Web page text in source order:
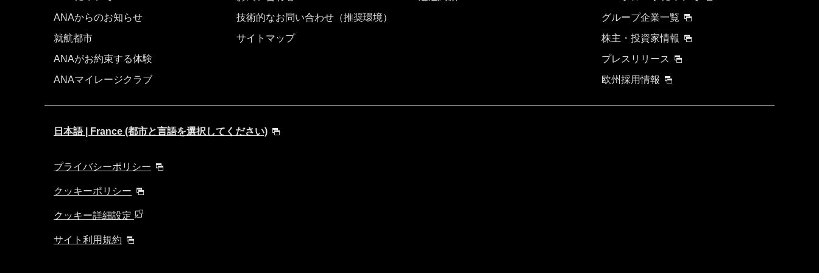
ANAからのお知らせ
就航都市
ANAがお約束する体験
ANAマイレージクラブ
技術的なお問い合わせ（推奨環境）
サイトマップ
グループ企業一覧
株主・投資家情報
プレスリリース
欧州採用情報
日本語 | France (都市と言語を選択してください)
プライバシーポリシー
クッキーポリシー
クッキー詳細設定
サイト利用規約